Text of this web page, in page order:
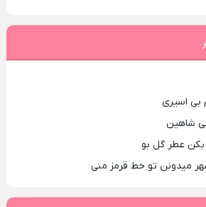
بی اسیری
عطر گل بو
میدونن تو خط قرمز منی